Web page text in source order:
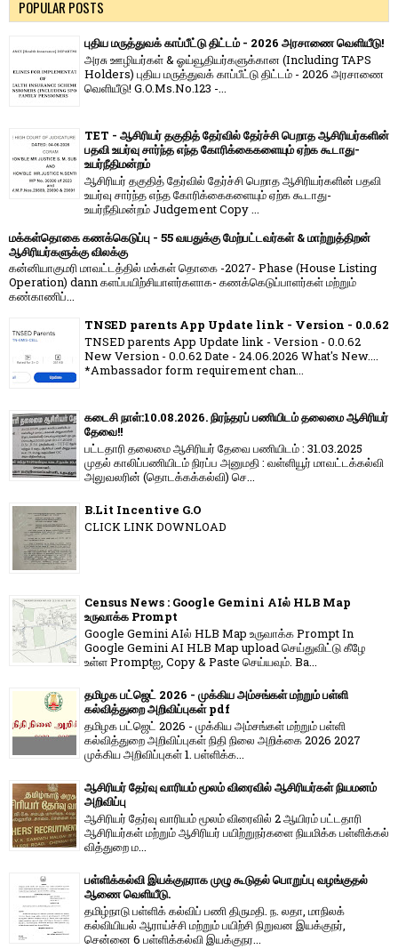
POPULAR POSTS
புதிய மருத்துவக் காப்பீட்டு திட்டம் - 2026 அரசாணை வெளியீடு!
அரசு ஊழியர்கள் & ஓய்வூதியர்களுக்கான (Including TAPS
Holders) புதிய மருத்துவக் காப்பீட்டு திட்டம் - 2026 அரசாணை
வெளியீடு! G.O.Ms.No.123 -...
TET - ஆசிரியர் தகுதித் தேர்வில் தேர்ச்சி பெறாத ஆசிரியர்களின்
பதவி உயர்வு சார்ந்த எந்த கோரிக்கைகளையும் ஏற்க கூடாது-
உயர்நீதிமன்றம்
ஆசிரியர் தகுதித் தேர்வில் தேர்ச்சி பெறாத ஆசிரியர்களின் பதவி
உயர்வு சார்ந்த எந்த கோரிக்கைகளையும் ஏற்க கூடாது-
உயர்நீதிமன்றம் Judgement Copy ...
மக்கள்தொகை கணக்கெடுப்பு - 55 வயதுக்கு மேற்பட்டவர்கள் & மாற்றுத்திறன்
ஆசிரியர்களுக்கு விலக்கு
கன்னியாகுமரி மாவட்டத்தில் மக்கள் தொகை -2027- Phase (House Listing
Operation) dann களப்பயிற்சியாளர்களாக- கணக்கெடுப்பாளர்கள் மற்றும்
கண்காணிப்...
TNSED parents App Update link - Version - 0.0.62
TNSED parents App Update link - Version - 0.0.62
New Version - 0.0.62 Date - 24.06.2026 What's New....
*Ambassador form requirement chan...
கடைசி நாள்:10.08.2026. நிரந்தரப் பணியிடம் தலைமை ஆசிரியர்
தேவை!!
பட்டதாரி தலைமை ஆசிரியர் தேவை பணியிடம் : 31.03.2025
முதல் காலிப்பணியிடம் நிரப்ப அனுமதி : வள்ளியூர் மாவட்டக்கல்வி
அலுவலரின் (தொடக்கக்கல்வி) செ...
B.Lit Incentive G.O
CLICK LINK DOWNLOAD
Census News : Google Gemini AIல் HLB Map
உருவாக்க Prompt
Google Gemini AIல் HLB Map உருவாக்க Prompt In
Google Gemini AI HLB Map upload செய்துவிட்டு கீழே
உள்ள Promptஐ, Copy & Paste செய்யவும். Ba...
தமிழக பட்ஜெட் 2026 - முக்கிய அம்சங்கள் மற்றும் பள்ளி
கல்வித்துறை அறிவிப்புகள் pdf
தமிழக பட்ஜெட் 2026 - முக்கிய அம்சங்கள் மற்றும் பள்ளி
கல்வித்துறை அறிவிப்புகள் நிதி நிலை அறிக்கை 2026 2027
முக்கிய அறிவிப்புகள் 1. பள்ளிக்க...
ஆசிரியர் தேர்வு வாரியம் மூலம் விரைவில் ஆசிரியர்கள் நியமனம்
அறிவிப்பு
ஆசிரியர் தேர்வு வாரி​யம் மூலம் விரை​வில் 2 ஆயிரம் பட்​ட​தாரி
ஆசிரியர்​கள் மற்​றும் ஆசிரியர் பயிற்றுநர்​களை நியமிக்க பள்​ளிக்​கல்​
வித்​துறை ம...
பள்ளிக்கல்வி இயக்குநராக முழு கூடுதல் பொறுப்பு வழங்குதல்
ஆணை வெளியீடு.
தமிழ்நாடு பள்ளிக் கல்விப் பணி திருமதி. ந. லதா, மாநிலக்
கல்வியியல் ஆராய்ச்சி மற்றும் பயிற்சி நிறுவன இயக்குநர்,
சென்னை 6 பள்ளிக்கல்வி இயக்குநர...